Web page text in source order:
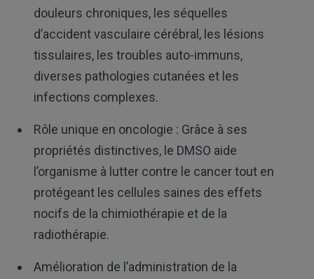
douleurs chroniques, les séquelles
d’accident vasculaire cérébral, les lésions
tissulaires, les troubles auto-immuns,
diverses pathologies cutanées et les
infections complexes.
Rôle unique en oncologie : Grâce à ses
propriétés distinctives, le DMSO aide
l’organisme à lutter contre le cancer tout en
protégeant les cellules saines des effets
nocifs de la chimiothérapie et de la
radiothérapie.
Amélioration de l’administration de la